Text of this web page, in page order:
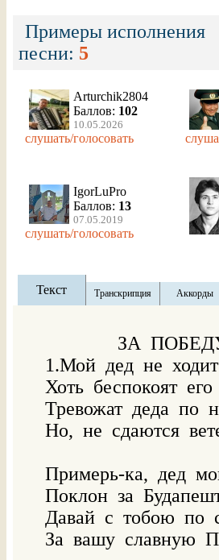
Примеры исполнения
песни: 5
Arturchik2804
Баллов: 102
10.05.2026
слушать/голосовать
IgorLuPro
Баллов: 13
07.05.2019
слушать/голосовать
Текст Транскрипция Аккорды
ЗА
1.Мой  дед  не
Хоть  беспокоят
Тревожат  деда  по
Но,  не  сдаются
Примерь-ка,  дед
Поклон  за
Давай  с  тобою  по
За  вашу  славную